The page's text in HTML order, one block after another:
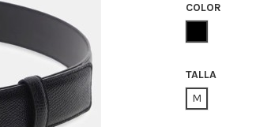
COLOR
TALLA
M